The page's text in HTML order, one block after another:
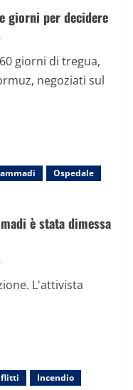
giorni per decidere
giorni di tregua,
negoziati sul
Ospedale
è stata dimessa
L'attivista
Incendio